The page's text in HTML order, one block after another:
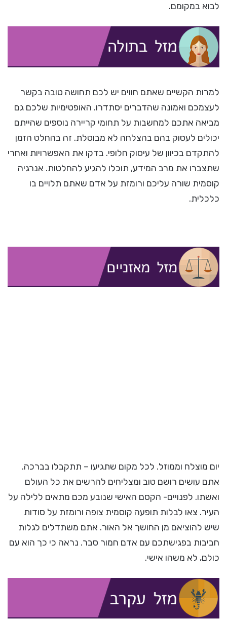
לבוא במקומם.
למרות הקשיים שאתם חווים יש לכם תחושה טובה בקשר
לעצמכם ואמונה שהדברים יסתדרו. האופטימיות שלכם גם
מביאה אתכם למחשבות על תחומי קריירה נוספים שהייתם
יכולים לעסוק בהם בהצלחה לא מבוטלת. זה בהחלט הזמן
להתקדם בכיוון של עיסוק חלופי. בדקו את האפשרויות ואחרי
שתצברו את מרב המידע, תוכלו להגיע להחלטות. אנרגיה
קוסמית שורה עליכם ורומזת על אדם שאתם תלויים בו
כלכלית.
יום מוצלח וממוזל. לכל מקום שתגיעו – תתקבלו בברכה.
אתם עושים רושם טוב ומצליחים להרשים את כל העולם
ואשתו. לפנויים- הקסם האישי שנובע מכם מתאים ללילה על
העיר. צאו לבלות תופעה קוסמית צופה ורומזת על סודות
שיש להוציאם מן החושך אל האור. אתם משתדלים לגלות
חביבות בפגישתכם עם אדם חמור סבר. נראה כי כך הוא עם
כולם, לא משהו אישי.